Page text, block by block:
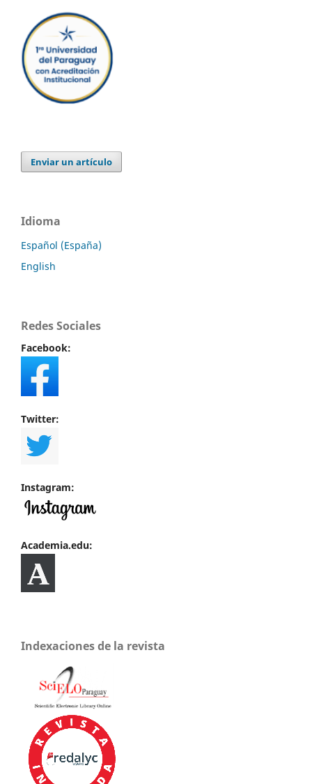
Enviar un artículo
Idioma
Español (España)
English
Redes Sociales
Facebook:
Twitter:
Instagram:
Academia.edu:
Indexaciones de la revista